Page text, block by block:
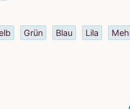
Grün Blau Lila